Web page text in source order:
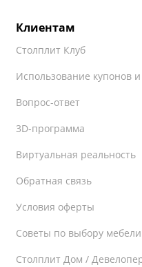
Клиентам
Столплит Клуб
Использование купонов
Вопрос-ответ
3D-программа
Виртуальная реальность
Обратная связь
Условия оферты
Советы по выбору мебели
Столплит Дом /